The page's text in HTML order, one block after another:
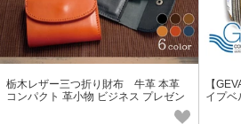
栃木レザー三つ折り財布 牛革 本革
コンパクト 革小物 ビジネス プレゼン
【
イプ